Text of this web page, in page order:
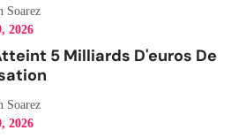
Soarez
2026
5 Milliards D'euros De
Soarez
2026